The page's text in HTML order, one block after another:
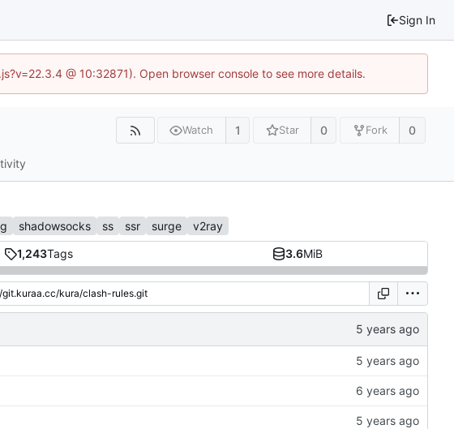
Sign In
@ 10:32871). Open browser console to see more details.
Watch 1 Star 0 Fork 0
shadowsocks ss ssr surge v2ray
1,243Tags 3.6MiB